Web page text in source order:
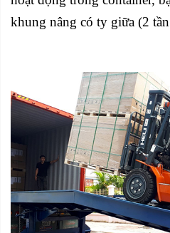
khung nâng có ty giữa (2